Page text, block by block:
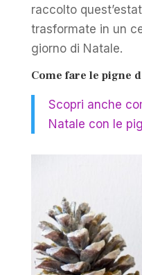
raccolto
trasformate in un
giorno di Natale.
Come fare le pigne
Scopri anche
Natale con le